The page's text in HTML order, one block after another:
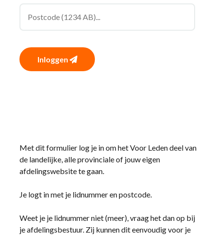
Inloggen
Met dit formulier log je in om het Voor Leden deel van
de landelijke, alle provinciale of jouw eigen
afdelingswebsite te gaan.
Je logt in met je lidnummer en postcode.
Weet je je lidnummer niet (meer), vraag het dan op bij
je afdelingsbestuur. Zij kunnen dit eenvoudig voor je